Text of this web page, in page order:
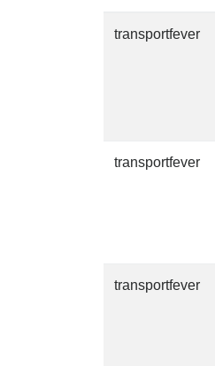
transportfever
transportfever
transportfever